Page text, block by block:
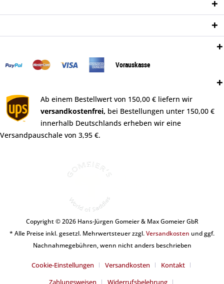
Vorauskasse
Ab einem Bestellwert von 150,00 € liefern wir
versandkostenfrei, bei Bestellungen unter 150,00 €
innerhalb Deutschlands erheben wir eine
Versandpauschale von 3,95 €.
Copyright © 2026 Hans-Jürgen Gomeier & Max Gomeier GbR
* Alle Preise inkl. gesetzl. Mehrwertsteuer zzgl.Versandkosten und ggf.
Nachnahmegebühren, wenn nicht anders beschrieben
Cookie-Einstellungen Versandkosten
Kontakt
Zahlungsweisen
Widerrufsbelehrung